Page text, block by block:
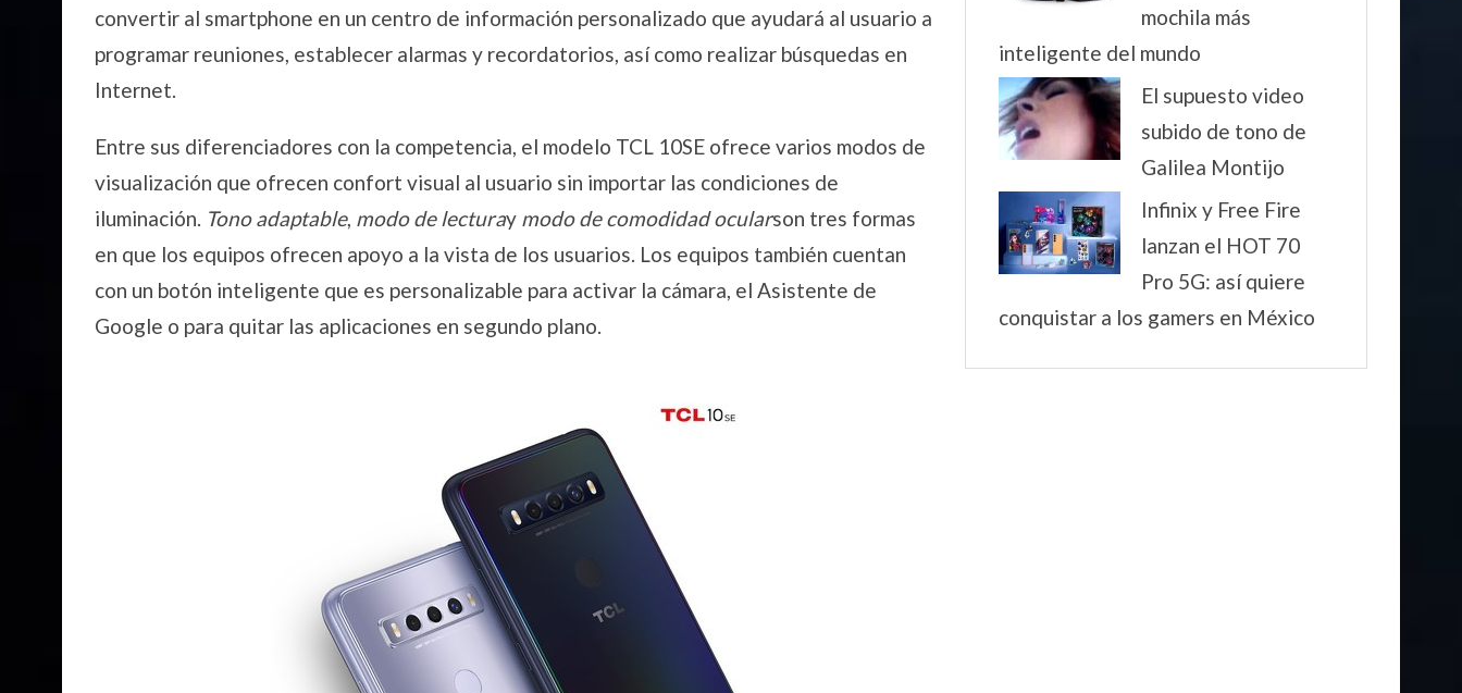
convertir al smartphone en un centro de información personalizado que ayudará al usuario a
programar reuniones, establecer alarmas y recordatorios, así como realizar búsquedas en
Internet.
Entre sus diferenciadores con la competencia, el modelo TCL 10SE ofrece varios modos de
visualización que ofrecen confort visual al usuario sin importar las condiciones de
iluminación. Tono adaptable, modo de lecturay modo de comodidad ocularson tres formas
en que los equipos ofrecen apoyo a la vista de los usuarios. Los equipos también cuentan
con un botón inteligente que es personalizable para activar la cámara, el Asistente de
Google o para quitar las aplicaciones en segundo plano.
mochila más
inteligente del mundo
El supuesto video
subido de tono de
Galilea Montijo
Infinix y Free Fire
lanzan el HOT 70
Pro 5G: así quiere
conquistar a los gamers en México